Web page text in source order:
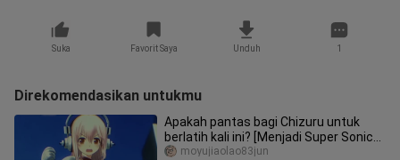
Suka Favorit Saya Unduh 1
Direkomendasikan untukmu
Apakah pantas bagi Chizuru untuk
berlatih kali ini? [Menjadi Super Sonico
Taimanin]
moyujiaolao83jun